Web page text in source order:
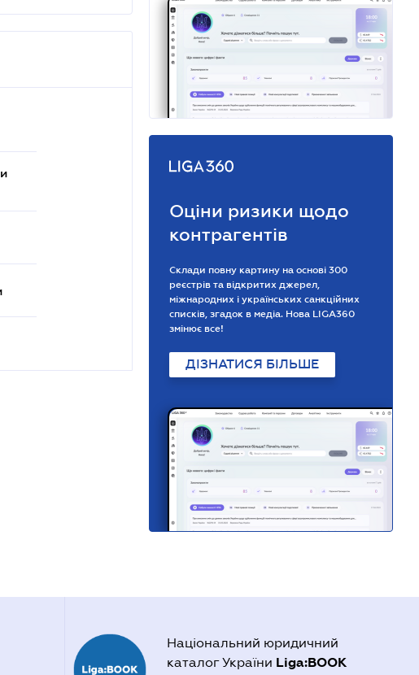
Оціни ризики щодо
контрагентів
Склади повну картину на основі 300
реєстрів та відкритих джерел,
міжнародних і українських санкційних
списків, згадок в медіа. Нова LIGA360
змінює все!
ДІЗНАТИСЯ БІЛЬШЕ
Національний юридичний
каталог України Liga:BOOK